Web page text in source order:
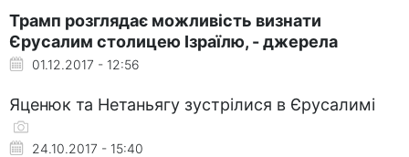
Трамп розглядає можливість визнати
Єрусалим столицею Ізраїлю, - джерела
01.12.2017 - 12:56
Яценюк та Нетаньягу зустрілися в Єрусалимі
24.10.2017 - 15:40